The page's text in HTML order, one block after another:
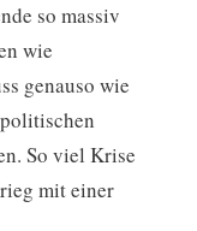
so massiv
wie
genauso wie
So viel Krise
mit einer